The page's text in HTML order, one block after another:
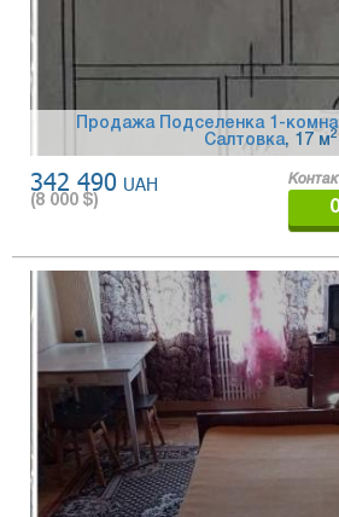
Продажа Подселенка 1-
Салтовка, 17 м2
342 490 UAH
(8 000 $)